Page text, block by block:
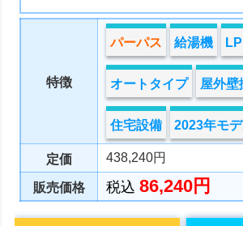
特徴
パーパス 給湯機
オートタイプ 屋外壁
住宅設備 2023年モ
定価 438,240円
販売価格 税込86,240円